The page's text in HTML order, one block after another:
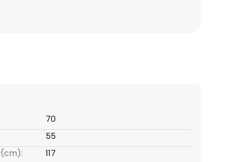
70
55
117